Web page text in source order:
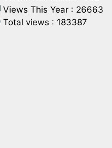
Views This Year : 26663
Total views : 183387